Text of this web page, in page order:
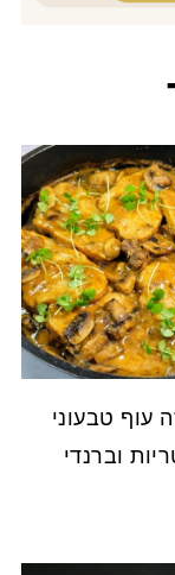
עוף טבעוני
וברנדי